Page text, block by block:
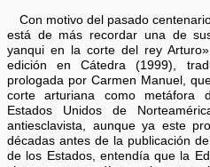
Con motivo del pasado
está de más recordar una de
yanqui en la corte del rey
edición en Cátedra (1999),
prologada por Carmen Manuel,
corte arturiana como metáfora
Estados Unidos de
antiesclavista, aunque ya este
décadas antes de la publicación
de los Estados, entendía que la